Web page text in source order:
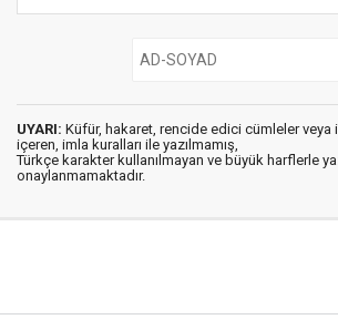
UYARI: Küfür, hakaret, rencide edici cümleler veya
içeren, imla kuralları ile yazılmamış,
Türkçe karakter kullanılmayan ve büyük harflerle
onaylanmamaktadır.